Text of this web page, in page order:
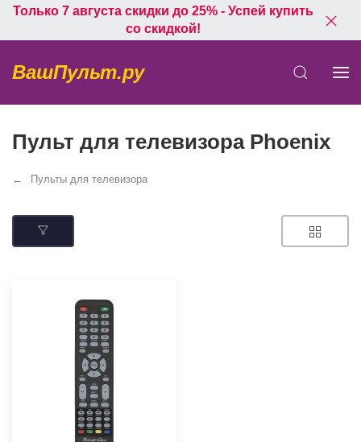
Только 7 августа скидки до 25% - Успей купить
со скидкой!
ВашПульт.ру
Пульт для телевизора Phoenix
Пульты для телевизора